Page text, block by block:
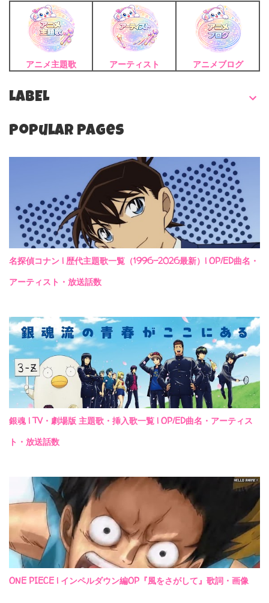
アニメ主題歌 アーティスト アニメブログ
LABEL
Popular Pages
名探偵コナン | 歴代主題歌一覧（1996-2026最新）| OP/ED曲名・
アーティスト・放送話数
銀魂 | TV・劇場版 主題歌・挿入歌一覧 | OP/ED曲名・アーティス
ト・放送話数
ONE PIECE | インペルダウン編OP『風をさがして』歌詞・画像